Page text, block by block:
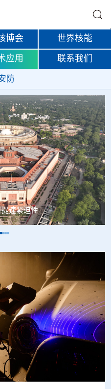
博会 世界核能
应用 联系我们
防
90%打通核医疗全产业链